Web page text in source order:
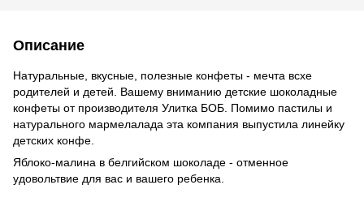
Описание
Натуральные, вкусные, полезные конфеты - мечта всхе
родителей и детей. Вашему вниманию детские шоколадные
конфеты от производителя Улитка БОБ. Помимо пастилы и
натурального мармелалада эта компания выпустила линейку
детских конфе.
Яблоко-малина в белгийском шоколаде - отменное
удовольтвие для вас и вашего ребенка.